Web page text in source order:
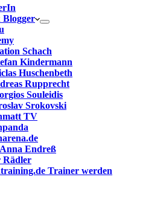
Schach
Kindermann
Huschenbeth
Rupprecht
Souleidis
Srokovski
TV
Endreß
Rädler
Trainer werden